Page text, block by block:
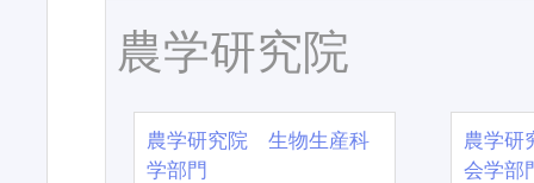
農学研究院
農学研究院 生物生産科
学部門
農学
会学部